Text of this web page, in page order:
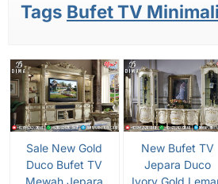
Tags Bufet TV
Sale New Gold
Duco Bufet TV
Mewah Jepara
New Bufet TV
Jepara Duco
Ivory Gold